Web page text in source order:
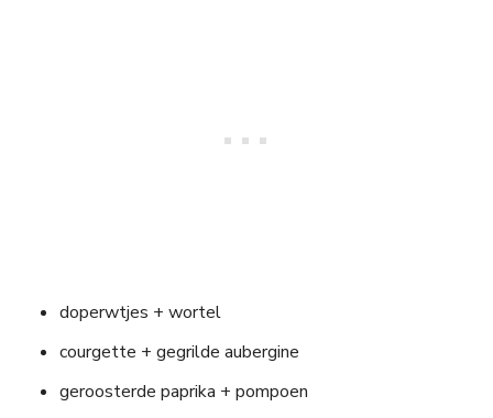
doperwtjes + wortel
courgette + gegrilde aubergine
geroosterde paprika + pompoen